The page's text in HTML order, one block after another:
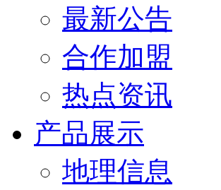
最新公告
合作加盟
热点资讯
产品展示
地理信息